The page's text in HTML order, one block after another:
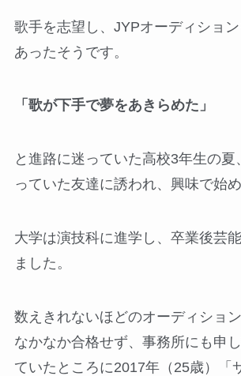
歌手を志望し、JYPオーディショ
あったそうです。
「歌が下手で夢をあきらめた」
と進路に迷っていた高校3年生の夏
っていた友達に誘われ、興味で始め
大学は演技科に進学し、卒業後芸
ました。
数えきれないほどのオーディショ
なかなか合格せず、事務所にも申
ていたところに2017年（25歳）「